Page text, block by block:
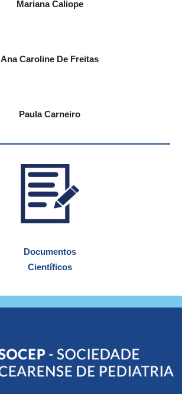
Mariana Caliope
Ana Caroline De Freitas
Paula Carneiro
Documentos
Científicos